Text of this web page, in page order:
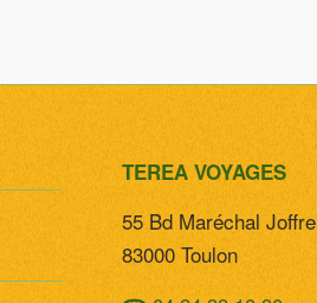
TEREA VOYAGES
55 Bd Maréchal Joffre
83000 Toulon